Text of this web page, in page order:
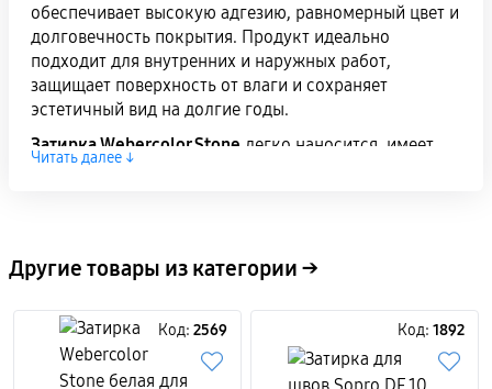
обеспечивает высокую адгезию, равномерный цвет и
долговечность покрытия. Продукт идеально
подходит для внутренних и наружных работ,
защищает поверхность от влаги и сохраняет
эстетичный вид на долгие годы.
Затирка Webercolor Stone легко наносится, имеет
оптимальную консистенцию и позволяет получить
премиальных отделочных проектов. Упаковка 20кг
ускоряет процесс.
Рекомендуется для натурального камня,
декоративных плит и минеральных поверхностей.
Читать далее ↓
Другие товары из категории →
Код: 2569 Код: 1892